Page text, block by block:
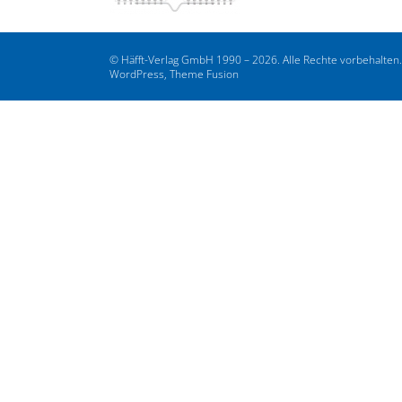
© Häfft-Verlag GmbH 1990 – 2026. Alle Rechte vorbehalten.
WordPress, Theme Fusion